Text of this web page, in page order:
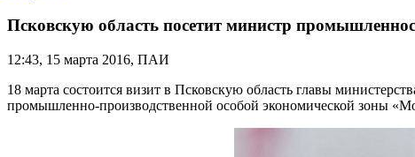
Псковскую область посетит министр
12:43, 15 марта 2016, ПАИ
18 марта состоится визит в Псковскую область главы
промышленно-производственной особой экономической зоны